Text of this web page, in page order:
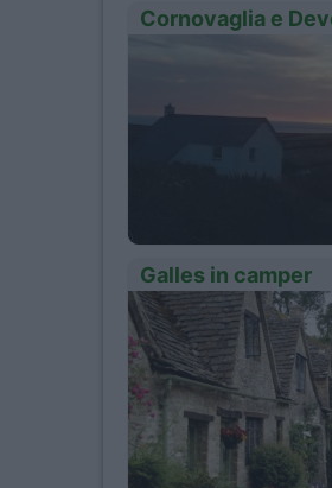
Cornovaglia e
Galles in camper